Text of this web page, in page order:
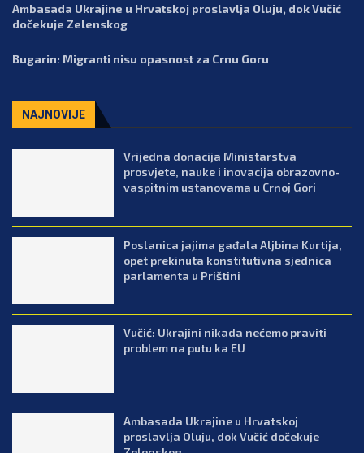
Ambasada Ukrajine u Hrvatskoj proslavlja Oluju, dok Vučić
dočekuje Zelenskog
Bugarin: Migranti nisu opasnost za Crnu Goru
NAJNOVIJE
Vrijedna donacija Ministarstva
prosvjete, nauke i inovacija obrazovno-
vaspitnim ustanovama u Crnoj Gori
Poslanica jajima gađala Aljbina Kurtija,
opet prekinuta konstitutivna sjednica
parlamenta u Prištini
Vučić: Ukrajini nikada nećemo praviti
problem na putu ka EU
Ambasada Ukrajine u Hrvatskoj
proslavlja Oluju, dok Vučić dočekuje